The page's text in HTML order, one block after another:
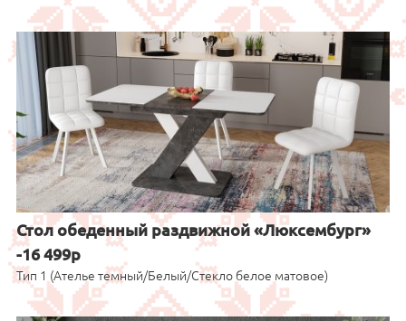
Стол обеденный раздвижной «Люксембург»
-16 499р
Тип 1 (Ателье темный/Белый/Стекло белое матовое)